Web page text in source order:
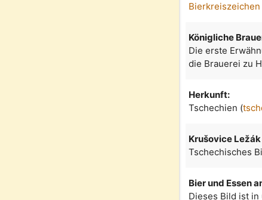
Bierkreiszeichen
Königliche
Die erste
die Brauerei zu
Herkunft:
Tschechien (
Krušovice Ležák
Tschechisches
Bier und Essen
Dieses Bild ist